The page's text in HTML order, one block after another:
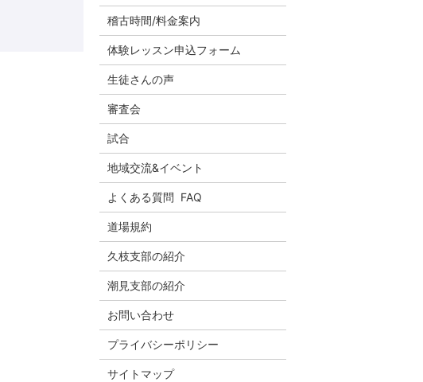
稽古時間/料金案内
体験レッスン申込フォーム
生徒さんの声
審査会
試合
地域交流&イベント
よくある質問 FAQ
道場規約
久枝支部の紹介
潮見支部の紹介
お問い合わせ
プライバシーポリシー
サイトマップ